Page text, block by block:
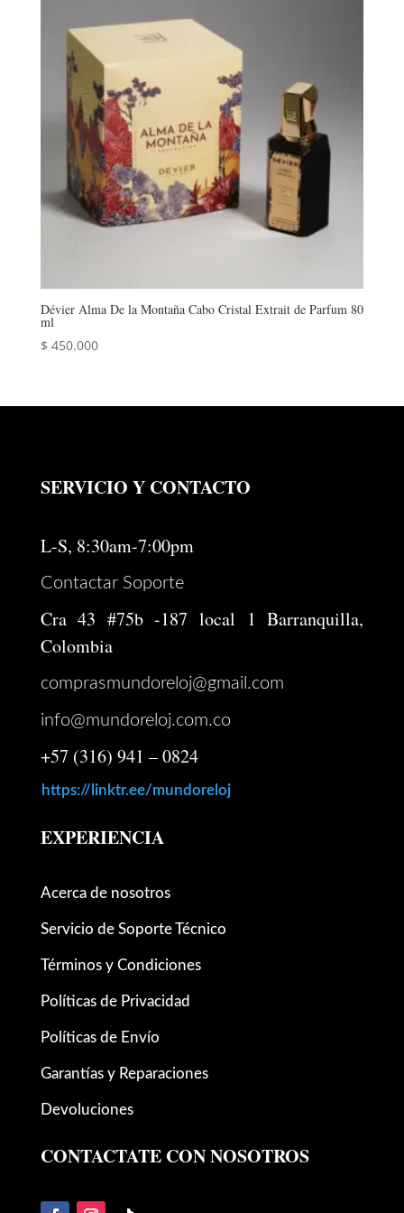
Dévier Alma De la Montaña Cabo Cristal Extrait de Parfum 80
ml
$ 450.000
SERVICIO Y CONTACTO
L-S, 8:30am-7:00pm
Contactar Soporte
Cra 43 #75b -187 local 1 Barranquilla,
Colombia
comprasmundoreloj@gmail.com
info@mundoreloj.com.co
+57 (316) 941 – 0824
https://linktr.ee/mundoreloj
EXPERIENCIA
Acerca de nosotros
Servicio de Soporte Técnico
Términos y Condiciones
Políticas de Privacidad
Políticas de Envío
Garantías y Reparaciones
Devoluciones
CONTACTATE CON NOSOTROS